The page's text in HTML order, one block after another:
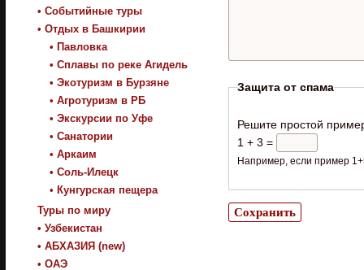
• Событийные туры
• Отдых в Башкирии
• Павловка
• Сплавы по реке Агидель
• Экотуризм в Бурзяне
• Агротуризм в РБ
• Экскурсии по Уфе
• Санатории
• Аркаим
• Соль-Илецк
• Кунгурская пещера
Туры по миру
• Узбекистан
• АБХАЗИЯ (new)
• ОАЭ
Защита от спама
Решите простой
1 + 3 =
Например, если пример